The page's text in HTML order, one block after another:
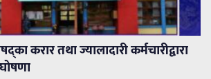
करार तथा ज्यालादारी कर्मचारीद्वारा